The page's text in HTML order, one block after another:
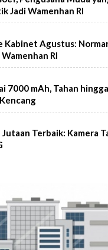
Jadi Wamenhan RI
Kabinet Agustus:
RI
7000 mAh, Tahan
Jutaan Terbaik: Kamera